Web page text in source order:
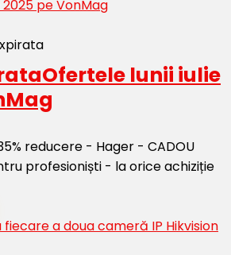
Ofertele lunii iulie
reducere - Hager - CADOU
profesioniști - la orice achiziție